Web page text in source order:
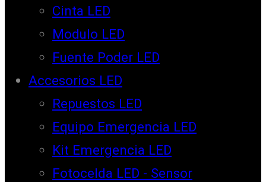
Cinta LED
Modulo LED
Fuente Poder LED
Accesorios LED
Repuestos LED
Equipo Emergencia LED
Kit Emergencia LED
Fotocelda LED - Sensor